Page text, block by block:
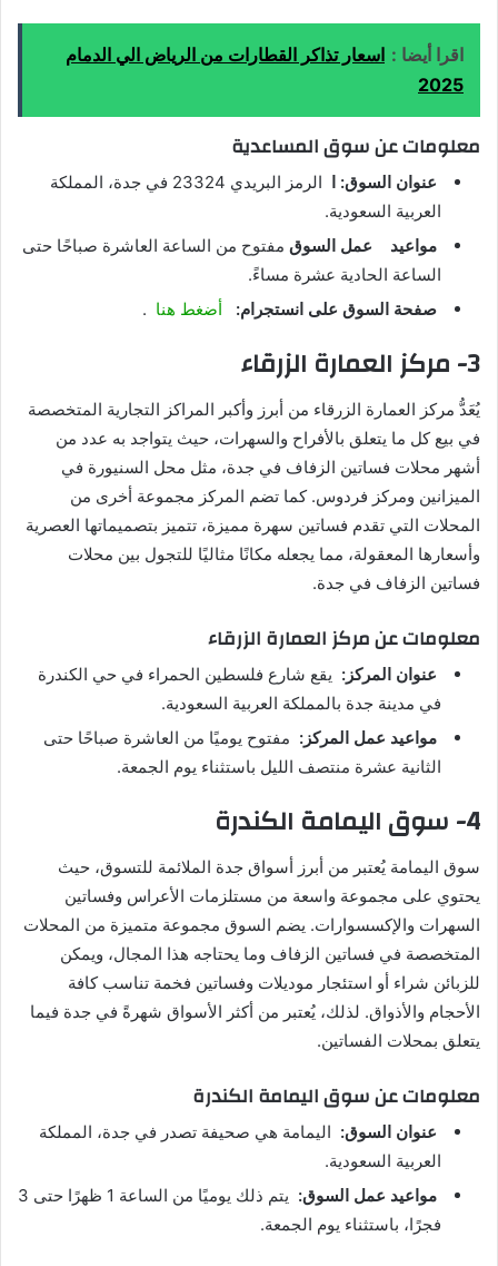
اقرا أيضا : اسعار تذاكر القطارات من الرياض الي الدمام
2025
معلومات عن سوق المساعدية
عنوان السوق: ا
الرمز البريدي 23324 في جدة، المملكة
العربية السعودية.
مواعيد
عمل السوق مفتوح من الساعة العاشرة صباحًا حتى
الساعة الحادية عشرة مساءً.
صفحة السوق على انستجرام:
أضغط هنا .
3- مركز العمارة الزرقاء
يُعَدُّ مركز العمارة الزرقاء من أبرز وأكبر المراكز التجارية المتخصصة
في بيع كل ما يتعلق بالأفراح والسهرات، حيث يتواجد به عدد من
أشهر محلات فساتين الزفاف في جدة، مثل محل السنيورة في
الميزانين ومركز فردوس. كما تضم المركز مجموعة أخرى من
المحلات التي تقدم فساتين سهرة مميزة، تتميز بتصميماتها العصرية
وأسعارها المعقولة، مما يجعله مكانًا مثاليًا للتجول بين محلات
فساتين الزفاف في جدة.
معلومات عن مركز العمارة الزرقاء
عنوان المركز: يقع شارع فلسطين الحمراء في حي الكندرة
في مدينة جدة بالمملكة العربية السعودية.
مواعيد عمل المركز: مفتوح يوميًا من العاشرة صباحًا حتى
الثانية عشرة منتصف الليل باستثناء يوم الجمعة.
4- سوق اليمامة الكندرة
سوق اليمامة يُعتبر من أبرز أسواق جدة الملائمة للتسوق، حيث
يحتوي على مجموعة واسعة من مستلزمات الأعراس وفساتين
السهرات والإكسسوارات. يضم السوق مجموعة متميزة من المحلات
المتخصصة في فساتين الزفاف وما يحتاجه هذا المجال، ويمكن
للزبائن شراء أو استئجار موديلات وفساتين فخمة تناسب كافة
الأحجام والأذواق. لذلك، يُعتبر من أكثر الأسواق شهرةً في جدة فيما
يتعلق بمحلات الفساتين.
معلومات عن سوق اليمامة الكندرة
عنوان السوق: اليمامة هي صحيفة تصدر في جدة، المملكة
العربية السعودية.
مواعيد عمل السوق:
يتم ذلك يوميًا من الساعة 1 ظهرًا حتى 3
فجرًا، باستثناء يوم الجمعة.